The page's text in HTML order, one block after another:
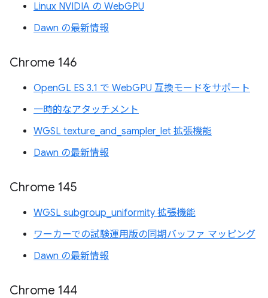
Linux NVIDIA の WebGPU
Dawn の最新情報
Chrome 146
OpenGL ES 3.1 で WebGPU 互換モードをサポート
一時的なアタッチメント
WGSL texture_and_sampler_let 拡張機能
Dawn の最新情報
Chrome 145
WGSL subgroup_uniformity 拡張機能
ワーカーでの試験運用版の同期バッファ マッピング
Dawn の最新情報
Chrome 144